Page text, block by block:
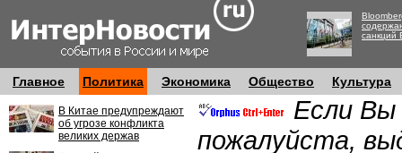
санкций
Главное Политика Экономика Общество Культура
В Китае предупреждают
об угрозе конфликта
великих держав
Если Вы
пожалуйста,